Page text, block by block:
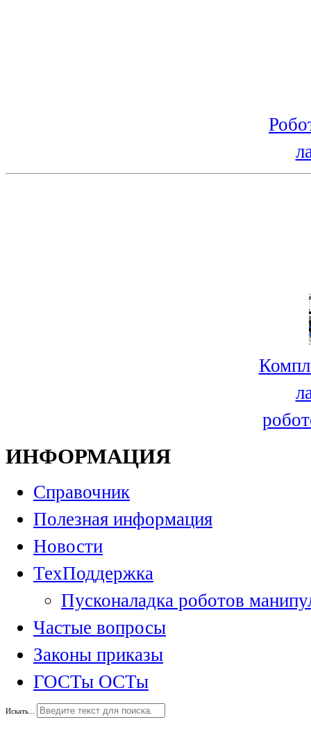
ИНФОРМАЦИЯ
Справочник
Полезная информация
Новости
ТехПоддержка
Пусконаладка роботов
Частые вопросы
Законы приказы
ГОСТы ОСТы
Искать...